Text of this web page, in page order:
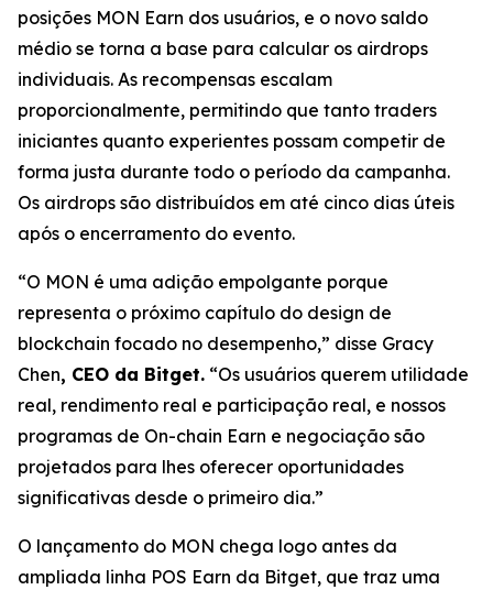
posições MON Earn dos usuários, e o novo saldo
médio se torna a base para calcular os airdrops
individuais. As recompensas escalam
proporcionalmente, permitindo que tanto traders
iniciantes quanto experientes possam competir de
forma justa durante todo o período da campanha.
Os airdrops são distribuídos em até cinco dias úteis
após o encerramento do evento.
“O MON é uma adição empolgante porque
representa o próximo capítulo do design de
blockchain focado no desempenho,” disse Gracy
Chen, CEO da Bitget. “Os usuários querem utilidade
real, rendimento real e participação real, e nossos
programas de On-chain Earn e negociação são
projetados para lhes oferecer oportunidades
significativas desde o primeiro dia.”
O lançamento do MON chega logo antes da
ampliada linha POS Earn da Bitget, que traz uma